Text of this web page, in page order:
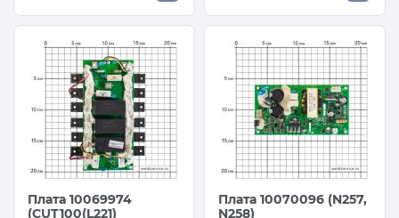
Плата 10069974
(CUT100(L221)
Плата 10070096 (N257,
N258)